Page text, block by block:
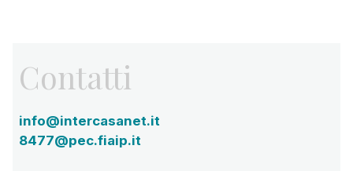
Contatti
info@intercasanet.it
8477@pec.fiaip.it